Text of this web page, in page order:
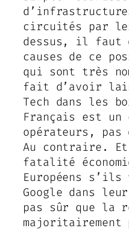
circuités par
dessus, il faut
causes de ce
qui sont très
fait d’avoir
Tech dans les
Français est un
opérateurs, pas
Au contraire. Et
fatalité
Européens s’ils
Google dans
pas sûr que la